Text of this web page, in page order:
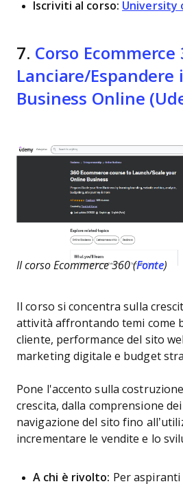
Iscriviti al corso: University
7. Corso Ecommerce
Lanciare/Espandere
Business Online
Il corso Ecommerce 360 (Fonte)
Il corso si concentra sulla
attività affrontando temi come
cliente, performance del sito
marketing digitale e budget
Pone l'accento sulla
crescita, dalla comprensione
navigazione del sito fino
incrementare le vendite e lo
A chi è rivolto: Per